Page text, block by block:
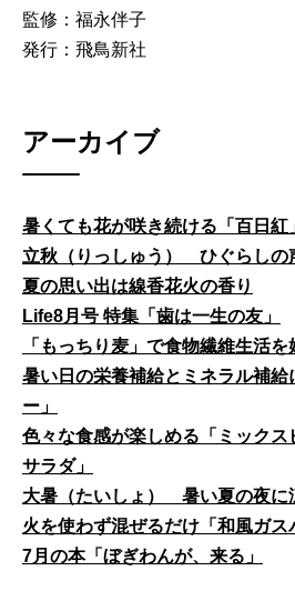
監修：福永伴子
発行：飛鳥新社
アーカイブ
暑くても花が咲き続ける「百日紅
立秋（りっしゅう） ひぐらしの
夏の思い出は線香花火の香り
Life8月号 特集「歯は一生の友」
「もっちり麦」で食物繊維生活を
暑い日の栄養補給とミネラル補給
ー」
色々な食感が楽しめる「ミック
サラダ」
大暑（たいしょ） 暑い夏の夜に
火を使わず混ぜるだけ「和風ガス
7月の本「ぼぎわんが、来る」